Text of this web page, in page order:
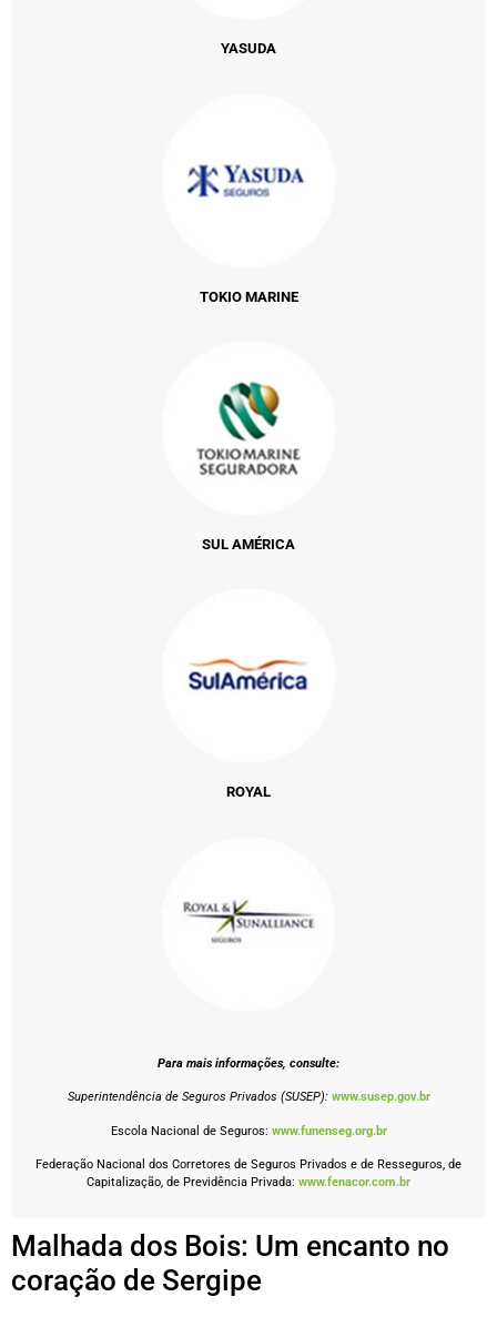
YASUDA
TOKIO MARINE
SUL AMÉRICA
ROYAL
Para mais informações, consulte:
Superintendência de Seguros Privados (SUSEP): www.susep.gov.br
Escola Nacional de Seguros: www.funenseg.org.br
Federação Nacional dos Corretores de Seguros Privados e de Resseguros, de
Capitalização, de Previdência Privada: www.fenacor.com.br
Malhada dos Bois: Um encanto no
coração de Sergipe